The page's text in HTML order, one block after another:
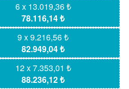
6 x 13.019,36 ₺
78.116,14 ₺
9 x 9.216,56 ₺
82.949,04 ₺
12 x 7.353,01 ₺
88.236,12 ₺